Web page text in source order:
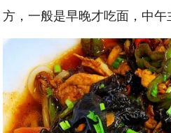
方，一般是早晚才吃面，中午